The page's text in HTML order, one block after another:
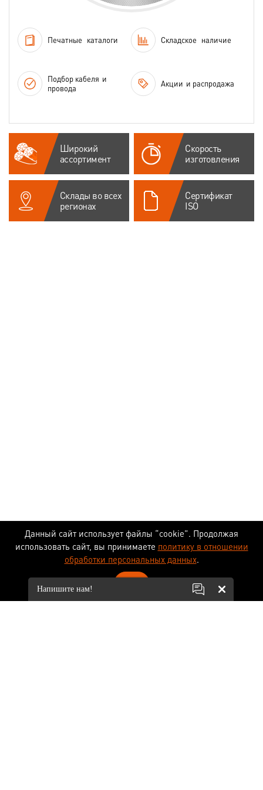
Печатные каталоги Складское наличие
Подбор кабеля и
провода
Акции и распродажа
Широкий
ассортимент
Скорость
изготовления
Склады во всех
регионах
Сертификат
ISO
Данный сайт использует файлы “cookie”. Продолжая
использовать сайт, вы принимаете политику в отношении
обработки персональных данных.
Напишите нам!